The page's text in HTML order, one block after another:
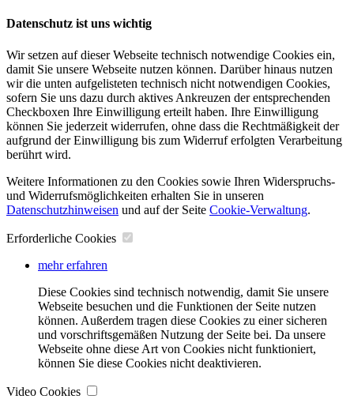
Datenschutz ist uns wichtig
Wir setzen auf dieser Webseite technisch notwendige Cookies ein,
damit Sie unsere Webseite nutzen können. Darüber hinaus nutzen
wir die unten aufgelisteten technisch nicht notwendigen Cookies,
sofern Sie uns dazu durch aktives Ankreuzen der entsprechenden
Checkboxen Ihre Einwilligung erteilt haben. Ihre Einwilligung
können Sie jederzeit widerrufen, ohne dass die Rechtmäßigkeit der
aufgrund der Einwilligung bis zum Widerruf erfolgten Verarbeitung
berührt wird.
Weitere Informationen zu den Cookies sowie Ihren Widerspruchs-
und Widerrufsmöglichkeiten erhalten Sie in unseren
Datenschutzhinweisen und auf der Seite Cookie-Verwaltung​.
Erforderliche Cookies
mehr erfahren
Diese Cookies sind technisch notwendig, damit Sie unsere
Webseite besuchen und die Funktionen der Seite nutzen
können. Außerdem tragen diese Cookies zu einer sicheren
und vorschriftsgemäßen Nutzung der Seite bei. Da unsere
Webseite ohne diese Art von Cookies nicht funktioniert,
können Sie diese Cookies nicht deaktivieren.
Video Cookies